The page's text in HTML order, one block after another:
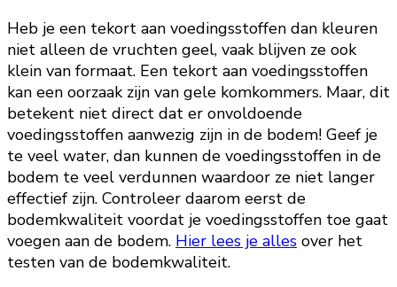
Heb je een tekort aan voedingsstoffen dan kleuren
niet alleen de vruchten geel, vaak blijven ze ook
klein van formaat. Een tekort aan voedingsstoffen
kan een oorzaak zijn van gele komkommers. Maar, dit
betekent niet direct dat er onvoldoende
voedingsstoffen aanwezig zijn in de bodem! Geef je
te veel water, dan kunnen de voedingsstoffen in de
bodem te veel verdunnen waardoor ze niet langer
effectief zijn. Controleer daarom eerst de
bodemkwaliteit voordat je voedingsstoffen toe gaat
voegen aan de bodem. Hier lees je alles over het
testen van de bodemkwaliteit.